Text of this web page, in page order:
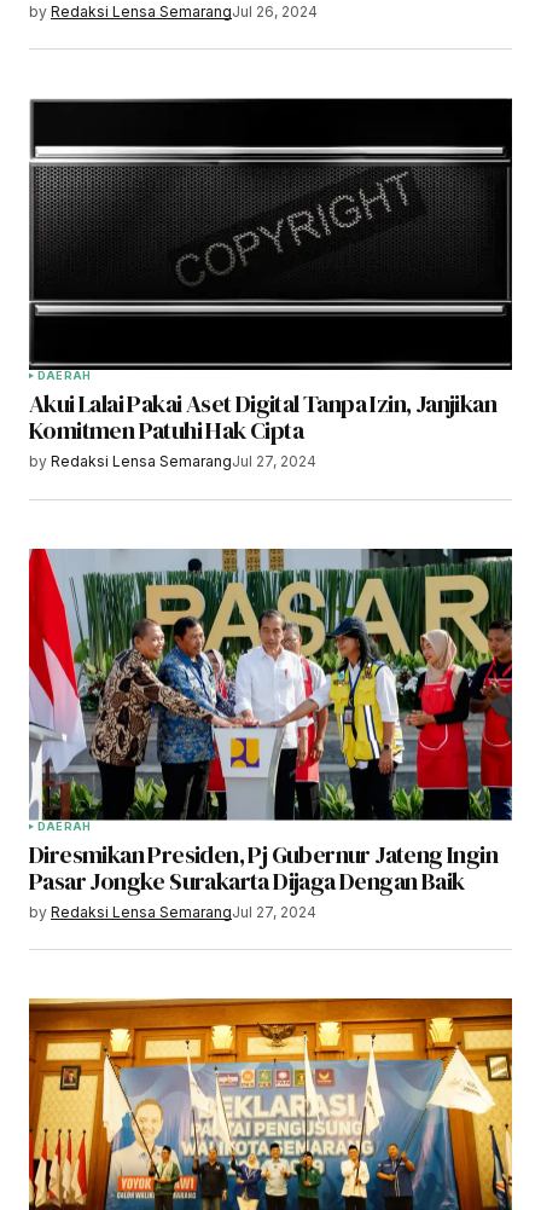
by Redaksi Lensa SemarangJul 26, 2024
DAERAH
Akui Lalai Pakai Aset Digital Tanpa Izin, Janjikan
Komitmen Patuhi Hak Cipta
by Redaksi Lensa SemarangJul 27, 2024
DAERAH
Diresmikan Presiden, Pj Gubernur Jateng Ingin
Pasar Jongke Surakarta Dijaga Dengan Baik
by Redaksi Lensa SemarangJul 27, 2024